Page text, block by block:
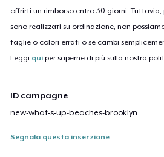
offrirti un rimborso entro 30 giorni.
sono realizzati su ordinazione, non
taglie o colori errati o se cambi
Leggi qui per saperne di più sulla nostra
ID campagne
new-what-s-up-beaches-brooklyn
Segnala questa inserzione